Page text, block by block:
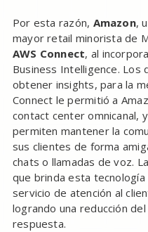
Por esta razón, Amazon,
mayor retail minorista de
AWS Connect, al
Business Intelligence. Los
obtener insights, para la
Connect le permitió a
contact center omnicanal,
permiten mantener la
sus clientes de forma
chats o llamadas de voz.
que brinda esta
servicio de atención al
logrando una reducción
respuesta.